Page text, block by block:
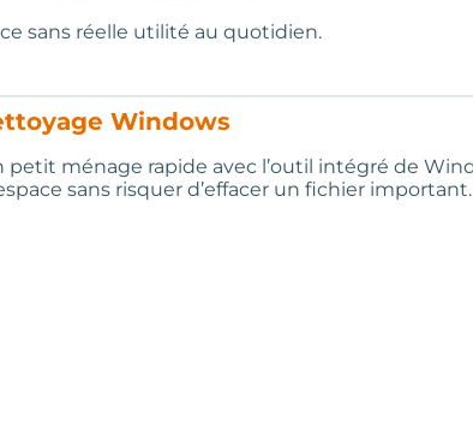
sans réelle utilité au quotidien.
Windows
ménage rapide avec l’outil intégré de
sans risquer d’effacer un fichier important.